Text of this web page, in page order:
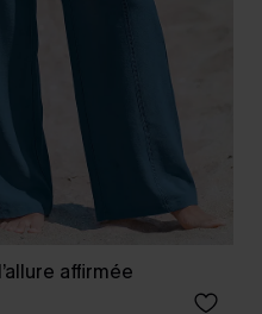
affirmée